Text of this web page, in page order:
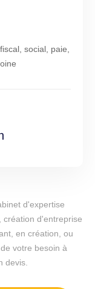
social, paie,
d'expertise
création d'entreprise
en création, ou
votre besoin à
devis.